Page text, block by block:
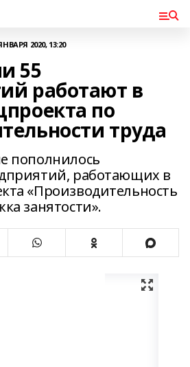
2020, 13:20
55
работают в
по
труда
пополнилось
работающих в
«Производительность
занятости».